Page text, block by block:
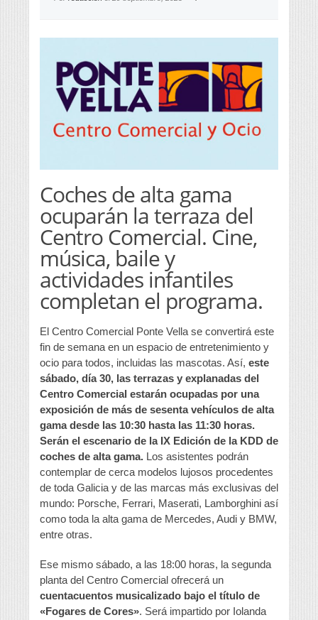
Coches de alta gama
ocuparán la terraza del
Centro Comercial. Cine,
música, baile y
actividades infantiles
completan el programa.
El Centro Comercial Ponte Vella se convertirá este
fin de semana en un espacio de entretenimiento y
ocio para todos, incluidas las mascotas. Así, este
sábado, día 30, las terrazas y explanadas del
Centro Comercial estarán ocupadas por una
exposición de más de sesenta vehículos de alta
gama desde las 10:30 hasta las 11:30 horas.
Serán el escenario de la IX Edición de la KDD de
coches de alta gama. Los asistentes podrán
contemplar de cerca modelos lujosos procedentes
de toda Galicia y de las marcas más exclusivas del
mundo: Porsche, Ferrari, Maserati, Lamborghini así
como toda la alta gama de Mercedes, Audi y BMW,
entre otras.
Ese mismo sábado, a las 18:00 horas, la segunda
planta del Centro Comercial ofrecerá un
cuentacuentos musicalizado bajo el título de
«Fogares de Cores». Será impartido por Iolanda